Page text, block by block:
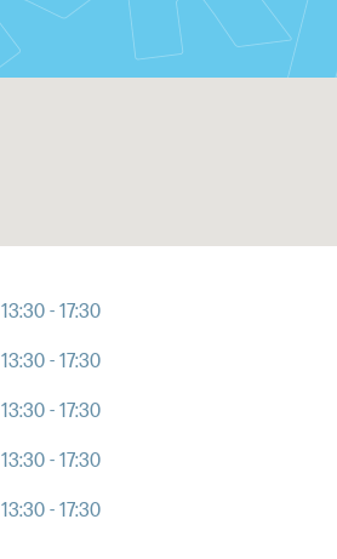
13:30 - 17:30
13:30 - 17:30
13:30 - 17:30
13:30 - 17:30
13:30 - 17:30